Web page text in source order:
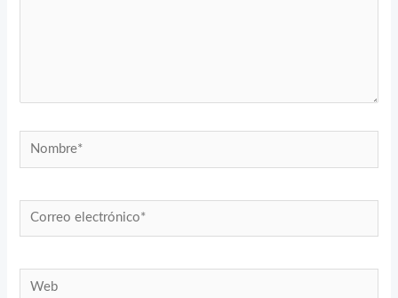
Nombre*
Correo
electrónico*
Web